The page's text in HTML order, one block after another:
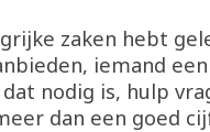
zaken hebt
iemand
nodig is, hulp
dan een goed